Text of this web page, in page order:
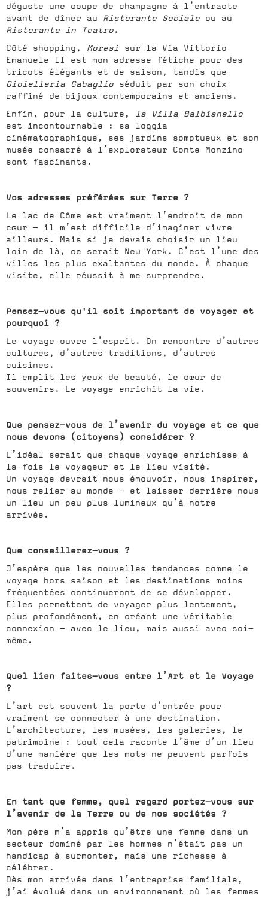
déguste une coupe de champagne à l’entracte
avant de dîner au Ristorante Sociale ou au
Ristorante in Teatro.
Côté shopping, Moresi sur la Via Vittorio
Emanuele II est mon adresse fétiche pour des
tricots élégants et de saison, tandis que
Gioielleria Gabaglio séduit par son choix
raffiné de bijoux contemporains et anciens.
Enfin, pour la culture,
la Villa Balbianello
est incontournable : sa loggia
cinématographique, ses jardins somptueux et son
musée consacré à l’explorateur Conte Monzino
sont fascinants.
Vos adresses préférées sur Terre ?
Le lac de Côme est vraiment l’endroit de mon
cœur — il m’est difficile d’imaginer vivre
ailleurs. Mais si je devais choisir un lieu
loin de là, ce serait New York. C’est l’une des
villes les plus exaltantes du monde. À chaque
visite, elle réussit à me surprendre.
Pensez-vous qu'il soit important de voyager et
pourquoi ?
Le voyage ouvre l’esprit. On rencontre d’autres
cultures, d’autres traditions, d’autres
cuisines.
Il emplit les yeux de beauté, le cœur de
souvenirs. Le voyage enrichit la vie.
Que pensez-vous de l’avenir du voyage et ce que
nous devons (citoyens) considérer ?
L’idéal serait que chaque voyage enrichisse à
la fois le voyageur et le lieu visité.
Un voyage devrait nous émouvoir, nous inspirer,
nous relier au monde — et laisser derrière nous
un lieu un peu plus lumineux qu’à notre
arrivée.
Que conseillerez-vous ?
J’espère que les nouvelles tendances comme le
voyage hors saison et les destinations moins
fréquentées continueront de se développer.
Elles permettent de voyager plus lentement,
plus profondément, en créant une véritable
connexion — avec le lieu, mais aussi avec soi-
même.
Quel lien faites-vous entre l’Art et le Voyage
?
L’art est souvent la porte d’entrée pour
vraiment se connecter à une destination.
L’architecture, les musées, les galeries, le
patrimoine : tout cela raconte l’âme d’un lieu
d’une manière que les mots ne peuvent parfois
pas traduire.
En tant que femme, quel regard portez-vous sur
l’avenir de la Terre ou de nos sociétés ?
Mon père m’a appris qu’être une femme dans un
secteur dominé par les hommes n’était pas un
handicap à surmonter, mais une richesse à
célébrer.
Dès mon arrivée dans l’entreprise familiale,
j’ai évolué dans un environnement où les femmes